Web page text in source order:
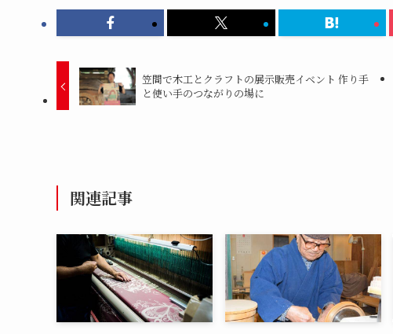
笠間で木工とクラフトの展示販売イベント 作り手
と使い手のつながりの場に
関連記事